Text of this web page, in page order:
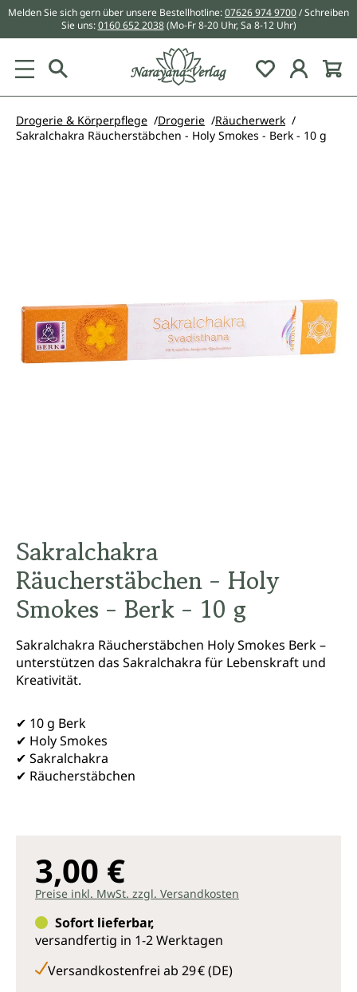
springen
Melden Sie sich gern über unsere Bestellhotline:07626 974 9700/ Schreiben
Sie uns:0160 652 2038 (Mo-Fr 8-20 Uhr, Sa 8-12 Uhr)
Du hast 0
Drogerie & Körperpflege Drogerie
Räucherwerk
Sakralchakra Räucherstäbchen - Holy Smokes - Berk - 10 g
Sakralchakra
Räucherstäbchen - Holy
Smokes - Berk - 10 g
Sakralchakra Räucherstäbchen Holy Smokes Berk –
unterstützen das Sakralchakra für Lebenskraft und
Kreativität.
✔ 10 g Berk
✔ Holy Smokes
✔ Sakralchakra
✔ Räucherstäbchen
3,00 €
Preise inkl. MwSt. zzgl. Versandkosten
Sofort lieferbar,
versandfertig in 1-2 Werktagen
Versandkostenfrei ab 29 € (DE)